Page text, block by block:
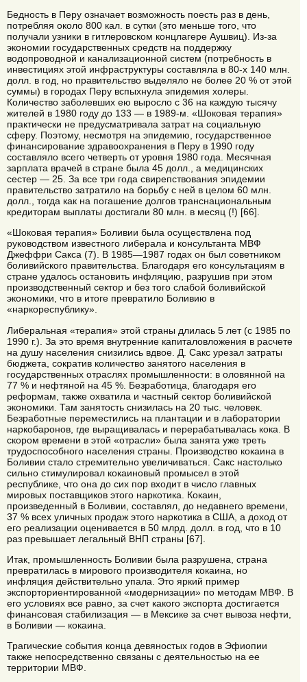
Бедность в Перу означает возможность поесть раз в день,
потребляя около 800 кал. в сутки (это меньше того, что
получали узники в гитлеровском концлагере Аушвиц). Из-за
экономии государственных средств на поддержку
водопроводной и канализационной систем (потребность в
инвестициях этой инфраструктуры составляла в 80-х 140 млн.
долл. в год, но правительство выделяло не более 20 % от этой
суммы) в городах Перу вспыхнула эпидемия холеры.
Количество заболевших ею выросло с 36 на каждую тысячу
жителей в 1980 году до 133 — в 1989-м. «Шоковая терапия»
практически не предусматривала затрат на социальную
сферу. Поэтому, несмотря на эпидемию, государственное
финансирование здравоохранения в Перу в 1990 году
составляло всего четверть от уровня 1980 года. Месячная
зарплата врачей в стране была 45 долл., а медицинских
сестер — 25. За все три года свирепствования эпидемии
правительство затратило на борьбу с ней в целом 60 млн.
долл., тогда как на погашение долгов транснациональным
кредиторам выплаты достигали 80 млн. в месяц (!) [66].
«Шоковая терапия» Боливии была осуществлена под
руководством известного либерала и консультанта МВФ
Джеффри Сакса (7). В 1985—1987 годах он был советником
боливийского правительства. Благодаря его консультациям в
стране удалось остановить инфляцию, разрушив при этом
производственный сектор и без того слабой боливийской
экономики, что в итоге превратило Боливию в
«наркореспублику».
Либеральная «терапия» этой страны длилась 5 лет (с 1985 по
1990 г.). За это время внутренние капиталовложения в расчете
на душу населения снизились вдвое. Д. Сакс урезал затраты
бюджета, сократив количество занятого населения в
государственных отраслях промышленности: в оловянной на
77 % и нефтяной на 45 %. Безработица, благодаря его
реформам, также охватила и частный сектор боливийской
экономики. Там занятость снизилась на 20 тыс. человек.
Безработные переместились на плантации и в лаборатории
наркобаронов, где выращивалась и перерабатывалась кока. В
скором времени в этой «отрасли» была занята уже треть
трудоспособного населения страны. Производство кокаина в
Боливии стало стремительно увеличиваться. Сакс настолько
сильно стимулировал кокаиновый промысел в этой
республике, что она до сих пор входит в число главных
мировых поставщиков этого наркотика. Кокаин,
произведенный в Боливии, составлял, до недавнего времени,
37 % всех уличных продаж этого наркотика в США, а доход от
его реализации оценивается в 50 млрд. долл. в год, что в 10
раз превышает легальный ВНП страны [67].
Итак, промышленность Боливии была разрушена, страна
превратилась в мирового производителя кокаина, но
инфляция действительно упала. Это яркий пример
экспорториентированной «модернизации» по методам МВФ. В
его условиях все равно, за счет какого экспорта достигается
финансовая стабилизация — в Мексике за счет вывоза нефти,
в Боливии — кокаина.
Трагические события конца девяностых годов в Эфиопии
также непосредственно связаны с деятельностью на ее
территории МВФ.